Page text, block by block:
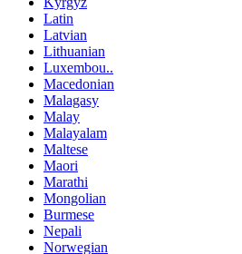
Latin
Latvian
Lithuanian
Luxembou..
Macedonian
Malagasy
Malay
Malayalam
Maltese
Maori
Marathi
Mongolian
Burmese
Nepali
Norwegian